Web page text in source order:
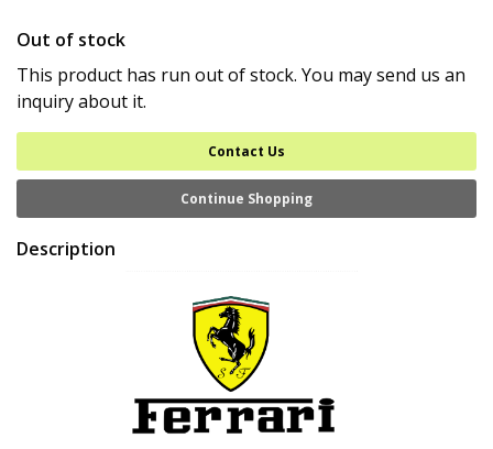
Out of stock
This product has run out of stock. You may send us an
inquiry about it.
Contact Us
Continue Shopping
Description